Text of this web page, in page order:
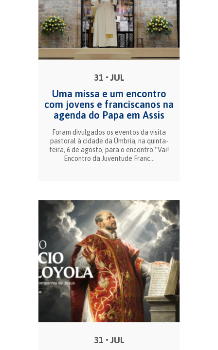
31 • JUL
Uma missa e um encontro
com jovens e franciscanos na
agenda do Papa em Assis
Foram divulgados os eventos da visita
pastoral à cidade da Úmbria, na quinta-
feira, 6 de agosto, para o encontro “Vai!
Encontro da Juventude Franc...
31 • JUL